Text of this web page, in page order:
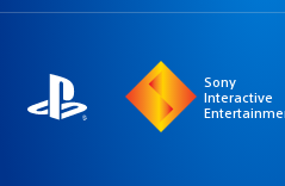
Sony
Interactive